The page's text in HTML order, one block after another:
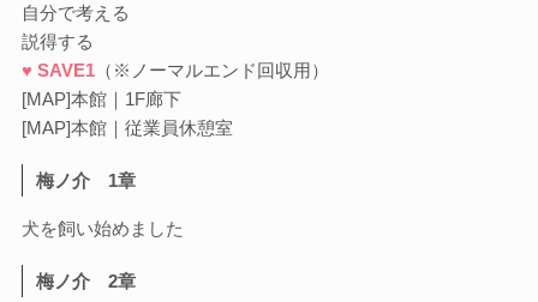
自分で考える
説得する
♥ SAVE1（※ノーマルエンド回収用）
[MAP]本館｜1F廊下
[MAP]本館｜従業員休憩室
梅ノ介 1章
犬を飼い始めました
梅ノ介 2章